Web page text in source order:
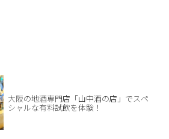
大阪の地酒専門店「山中酒の店」でスペ
シャルな有料試飲を体験！